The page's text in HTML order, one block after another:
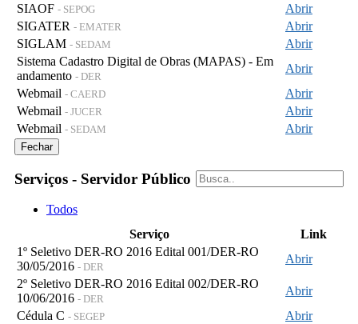
SIAOF - SEPOG
Abrir
SIGATER - EMATER
Abrir
SIGLAM - SEDAM
Abrir
Sistema Cadastro Digital de Obras (MAPAS) - Em
andamento - DER
Abrir
Webmail - CAERD
Abrir
Webmail - JUCER
Abrir
Webmail - SEDAM Abrir
Fechar
Serviços - Servidor Público
Todos
Serviço
Link
1º Seletivo DER-RO 2016 Edital 001/DER-RO
30/05/2016 - DER
Abrir
2º Seletivo DER-RO 2016 Edital 002/DER-RO
10/06/2016 - DER
Abrir
Cédula C - SEGEP
Abrir